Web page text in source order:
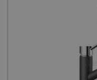
Nezbytně nutné
Soubory